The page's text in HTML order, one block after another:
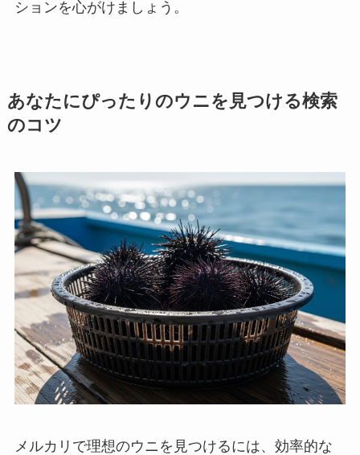
ションを心がけましょう。
あなたにぴったりのウニを見つける検索
のコツ
メルカリで理想のウニを見つけるには、効率的な